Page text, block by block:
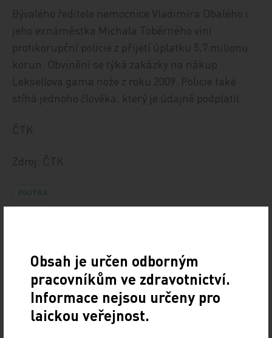
Bývalého ředitele nemocnice Vladimíra Dbalého i
jeho exnáměstka Michala Toběrného viní
protikorupční policie z přijetí úplatku 5,7 milionu
korun. Obvinění se týká zakázky na nákup
Leksellova gama nože z roku 2009. Policie také
stíhá jednoho člověka, který je údajně podplatil.
ČTK
Zdroj: ČTK
POLITIKA
Obsah je určen odborným
pracovníkům ve zdravotnictví.
Informace nejsou určeny pro
laickou veřejnost.